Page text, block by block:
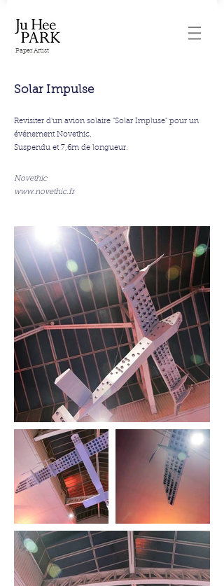
Paper Artist
Solar Impulse
Revisiter d'un avion solaire "Solar Impluse" pour un
événement Novethic.
Suspendu et 7,6m de longueur.
Novethic
www.novethic.fr